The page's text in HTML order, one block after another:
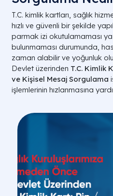
T.C. kimlik kartları, sağlık
hızlı ve güvenli bir şekilde
parmak izi okutulamaması
bulunmaması durumunda,
zaman alabilir ve yoğunluk
Devlet üzerinden T.C. Kimlik
ve Kişisel Mesaj Sorgulama
işlemlerinin hızlanmasına